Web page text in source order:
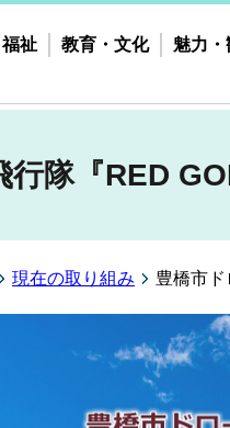
祉 教育・文化 魅力・
隊『RED
現在の取り組み 豊橋市ド